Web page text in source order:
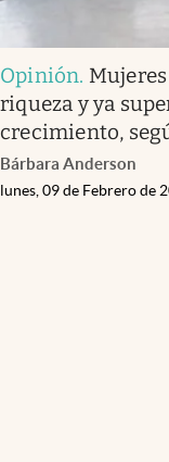
Opinión.
riqueza y ya
crecimiento,
Bárbara Anderson
lunes, 09 de Febrero de